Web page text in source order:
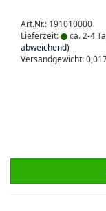
Art.Nr.: 191010000
Lieferzeit:
ca. 2-4
abweichend)
Versandgewicht: